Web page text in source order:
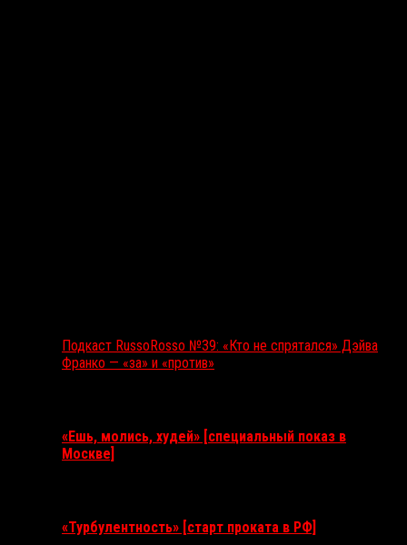
Подкаст RussoRosso №39: «Кто не спрятался» Дэйва
Франко — «за» и «против»
«Ешь, молись, худей» [специальный показ в
Москве]
«Турбулентность» [старт проката в РФ]